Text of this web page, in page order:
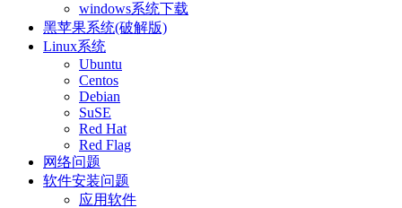
windows系统下载
黑苹果系统(破解版)
Linux系统
Ubuntu
Centos
Debian
SuSE
Red Hat
Red Flag
网络问题
软件安装问题
应用软件